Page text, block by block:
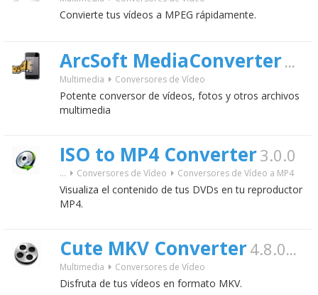
Convierte tus vídeos a MPEG rápidamente.
ArcSoft MediaConverter
Multimedia Conversores de Vídeo
Potente conversor de vídeos, fotos y otros archivos
multimedia
ISO to MP4 Converter3.0.0
... Conversores de Vídeo Conversores de Vídeo a MP4
Visualiza el contenido de tus DVDs en tu reproductor
MP4.
Cute MKV Converter4.8.0.16
Multimedia Conversores de Vídeo
Disfruta de tus vídeos en formato MKV.